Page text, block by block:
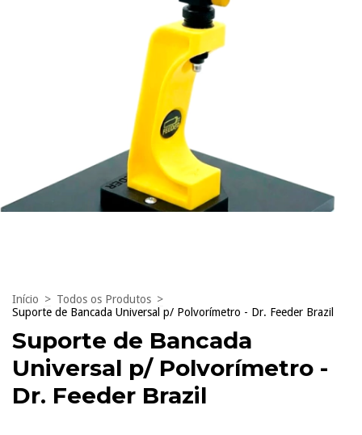
Início > Todos os Produtos >
Suporte de Bancada Universal p/ Polvorímetro - Dr. Feeder Brazil
Suporte de Bancada
Universal p/ Polvorímetro -
Dr. Feeder Brazil